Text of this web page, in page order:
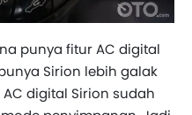
punya fitur AC digital
Sirion lebih galak
digital Sirion sudah